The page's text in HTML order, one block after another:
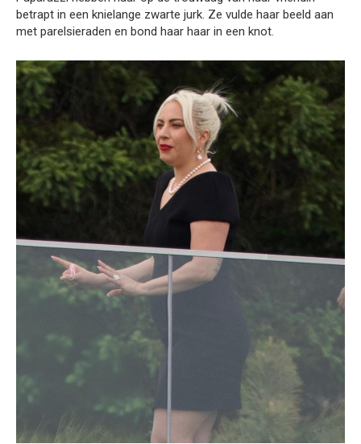
betrapt in een knielange zwarte jurk. Ze vulde haar beeld aan
met parelsieraden en bond haar haar in een knot.